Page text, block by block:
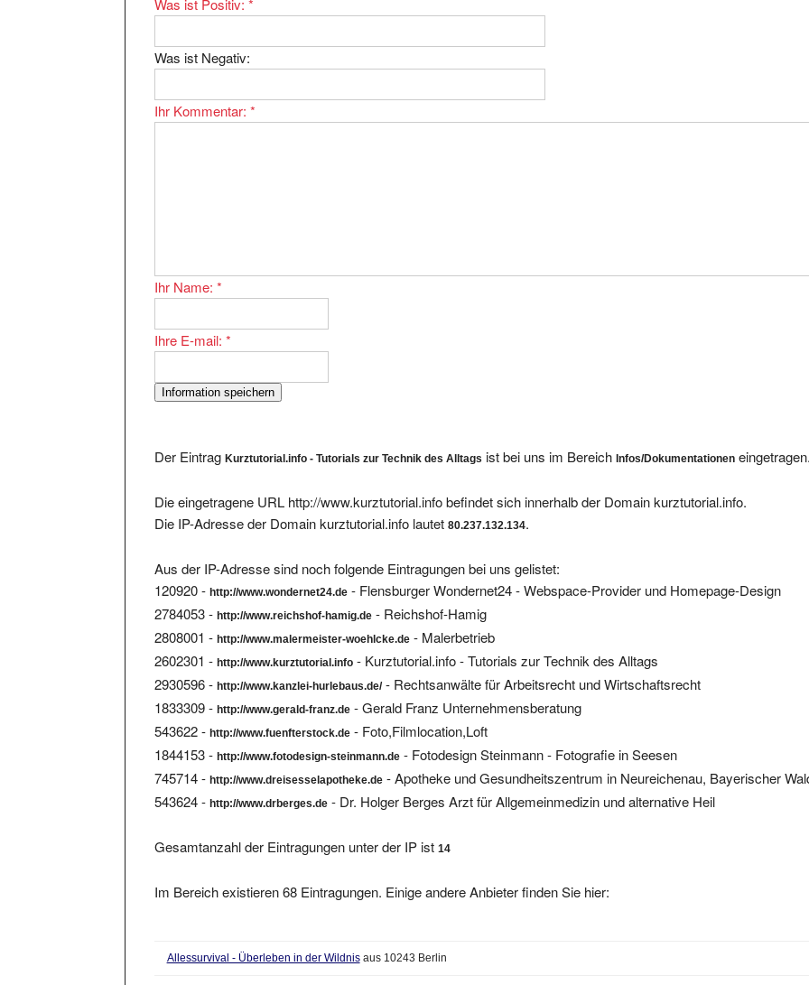
Die IP-Adresse der Domain kurztutorial.info lautet80.237.132.134.
120920 -http://www.wondernet24.de- Flensburger Wondernet24 - Webspace-Provider und Homepage-Design
2784053 -http://www.reichshof-hamig.de- Reichshof-Hamig
2808001 -http://www.malermeister-woehlcke.de- Malerbetrieb
2602301 -http://www.kurztutorial.info- Kurztutorial.info - Tutorials zur Technik des Alltags
2930596 -http://www.kanzlei-hurlebaus.de/- Rechtsanwälte für Arbeitsrecht und Wirtschaftsrecht
1833309 -http://www.gerald-franz.de- Gerald Franz Unternehmensberatung
543622 - http://www.fuenfterstock.de - Foto,Filmlocation,Loft
1844153 -http://www.fotodesign-steinmann.de - Fotodesign Steinmann - Fotografie in Seesen
745714 - http://www.dreisesselapotheke.de- Apotheke und Gesundheitszentrum in Neureichenau, Bayerischer
543624 -http://www.drberges.de- Dr. Holger Berges Arzt für Allgemeinmedizin und alternative Heil